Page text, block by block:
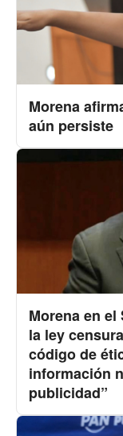
Morena
aún persiste
Morena en el
la ley
código de
información
publicidad”